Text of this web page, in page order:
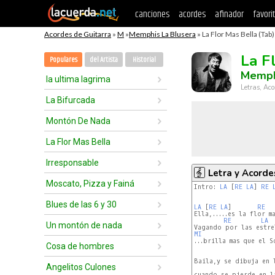
canciones acordes afinador
Acordes de Guitarra » M »Memphis La Blusera » La Flor Mas Bella (Tab)
Populares del Artista Historial
la ultima lagrima
La Bifurcada
Montón De Nada
La Flor Mas Bella
Irresponsable
Moscato, Pizza y Fainá
Blues de las 6 y 30
Un montón de nada
Cosa de hombres
Angelitos Culones
La
Letras,
Letra y
Intro: LA [RE LA] RE
LA [RE LA] RE
Ella,.....es la flor
RE
LA
MI
...brilla mas que el
Baila,y se dibuja en